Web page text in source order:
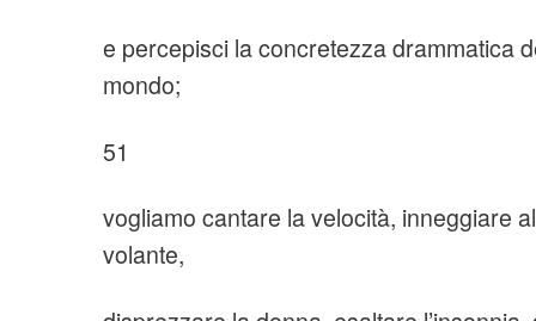
e percepisci la concretezza drammatica
mondo;
51
vogliamo cantare la velocità, inneggiare
volante,